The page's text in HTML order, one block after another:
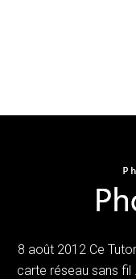
8 août 2012 Ce
carte réseau sans